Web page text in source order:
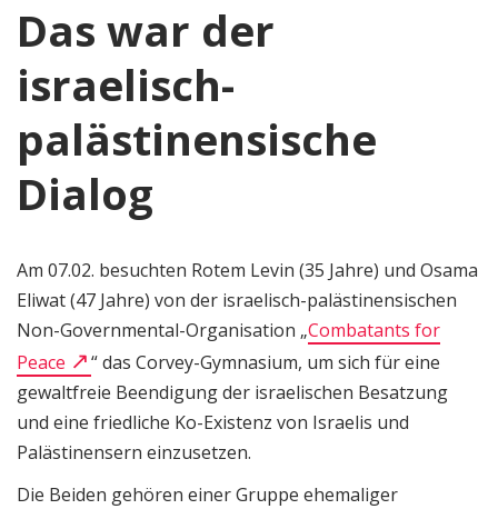
Das war der
israelisch-
palästinensische
Dialog
Am 07.02. besuchten Rotem Levin (35 Jahre) und Osama
Eliwat (47 Jahre) von der israelisch-palästinensischen
Non-Governmental-Organisation „Combatants for
Peace
“ das Corvey-Gymnasium, um sich für eine
gewaltfreie Beendigung der israelischen Besatzung
und eine friedliche Ko-Existenz von Israelis und
Palästinensern einzusetzen.
Die Beiden gehören einer Gruppe ehemaliger